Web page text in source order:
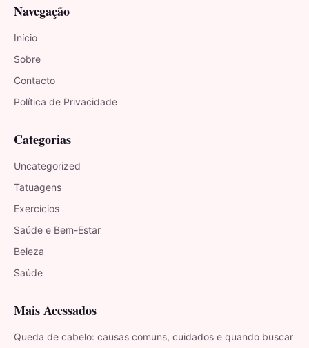
Navegação
Início
Sobre
Contacto
Política de Privacidade
Categorias
Uncategorized
Tatuagens
Exercícios
Saúde e Bem-Estar
Beleza
Saúde
Mais Acessados
Queda de cabelo: causas comuns, cuidados e quando buscar